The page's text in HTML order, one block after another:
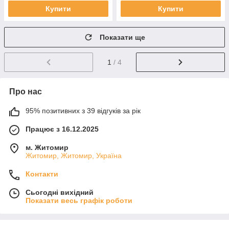
Купити Купити
Показати ще
1 / 4
Про нас
95% позитивних з 39 відгуків за рік
Працює з 16.12.2025
м. Житомир
Житомир, Житомир, Україна
Контакти
Сьогодні вихідний
Показати весь графік роботи